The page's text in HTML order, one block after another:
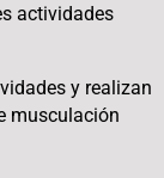
actividades
y realizan
musculación